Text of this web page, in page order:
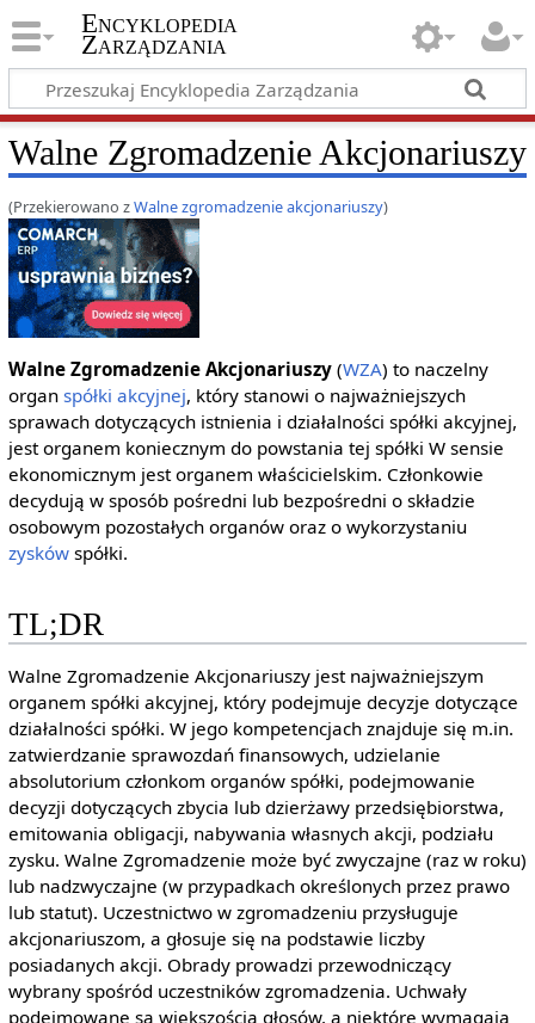
Encyklopedia
Zarządzania
Walne Zgromadzenie Akcjonariuszy
(Przekierowano zWalne zgromadzenie akcjonariuszy)
Walne Zgromadzenie Akcjonariuszy(WZA) to naczelny
organ spółki akcyjnej, który stanowi o najważniejszych
sprawach dotyczących istnienia i działalności spółki akcyjnej,
jest organem koniecznym do powstania tej spółki W sensie
ekonomicznym jest organem właścicielskim. Członkowie
decydują w sposób pośredni lub bezpośredni o składzie
osobowym pozostałych organów oraz o wykorzystaniu
zyskówspółki.
TL;DR
Walne Zgromadzenie Akcjonariuszy jest najważniejszym
organem spółki akcyjnej, który podejmuje decyzje dotyczące
działalności spółki. W jego kompetencjach znajduje się m.in.
zatwierdzanie sprawozdań finansowych, udzielanie
absolutorium członkom organów spółki, podejmowanie
decyzji dotyczących zbycia lub dzierżawy przedsiębiorstwa,
emitowania obligacji, nabywania własnych akcji, podziału
zysku. Walne Zgromadzenie może być zwyczajne (raz w roku)
lub nadzwyczajne (w przypadkach określonych przez prawo
lub statut). Uczestnictwo w zgromadzeniu przysługuje
akcjonariuszom, a głosuje się na podstawie liczby
posiadanych akcji. Obrady prowadzi przewodniczący
wybrany spośród uczestników zgromadzenia. Uchwały
podejmowane są większością głosów, a niektóre wymagają